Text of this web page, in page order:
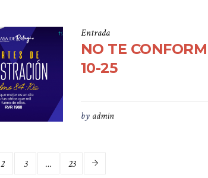
Entrada
NO TE
10-25
by admin
2 3 … 23